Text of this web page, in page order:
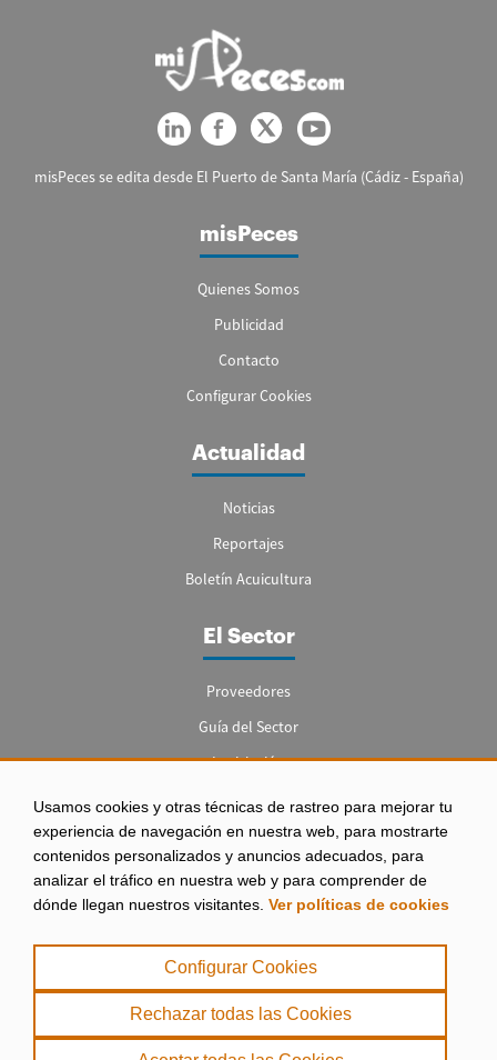
Usamos cookies y otras técnicas de rastreo para mejorar tu
experiencia de navegación en nuestra web, para mostrarte
contenidos personalizados y anuncios adecuados, para
analizar el tráfico en nuestra web y para comprender de
dónde llegan nuestros visitantes. Ver políticas de cookies
Configurar Cookies
Rechazar todas las Cookies
misPeces se edita desde El Puerto de Santa María (Cádiz - España)
misPeces
Quienes Somos
Publicidad
Contacto
Configurar Cookies
Actualidad
Noticias
Reportajes
Boletín Acuicultura
El Sector
Proveedores
Guía del Sector
Legislación
Empleo
Aviso legal
|
Política de Privacidad
|